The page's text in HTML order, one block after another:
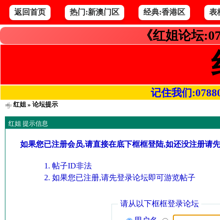
返回首页 热门:新澳门区 经典:香港区 表
《红姐论坛
记住我们
红姐» 论坛提示
红姐 提示信息
如果您已注册会员,请直接在底下框框登陆,如还没注册请
帖子ID非法
如果您已注册,请先登录论坛即可游览帖子
请从以下框框登录论坛